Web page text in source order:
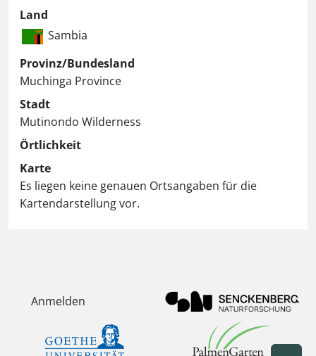
Land
Sambia
Provinz/Bundesland
Muchinga Province
Stadt
Mutinondo Wilderness
Örtlichkeit
Karte
Es liegen keine genauen Ortsangaben für die
Kartendarstellung vor.
Anmelden